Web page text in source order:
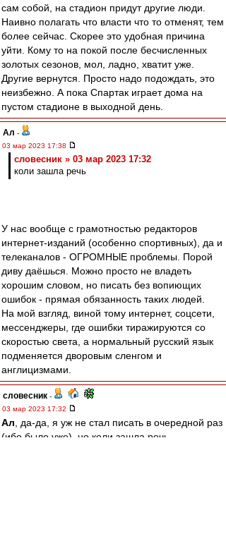
сам собой, на стадион придут другие люди.
Наивно полагать что власти что то отменят, тем
более сейчас. Скорее это удобная причина
уйти. Кому то на покой после бесчисленных
золотых сезонов, мол, ладно, хватит уже.
Другие вернутся. Просто надо подождать, это
неизбежно. А пока Спартак играет дома на
пустом стадионе в выходной день.
Ал -
03 мар 2023 17:38
словесник » 03 мар 2023 17:32
коли зашла речь
У нас вообще с грамотностью редакторов
интернет-изданий (особенно спортивных), да и
телеканалов - ОГРОМНЫЕ проблемы. Порой
диву даёшься. Можно просто не владеть
хорошим словом, но писать без вопиющих
ошибок - прямая обязанность таких людей.
На мой взгляд, виной тому интернет, соцсети,
мессенджеры, где ошибки тиражируются со
скоростью света, а нормальный русский язык
подменяется дворовым сленгом и
англицизмами.
словесник -
03 мар 2023 17:32
Ал , да-да, я уж не стал писать в очередной раз
(ибо было уже), но коли зашла речь...